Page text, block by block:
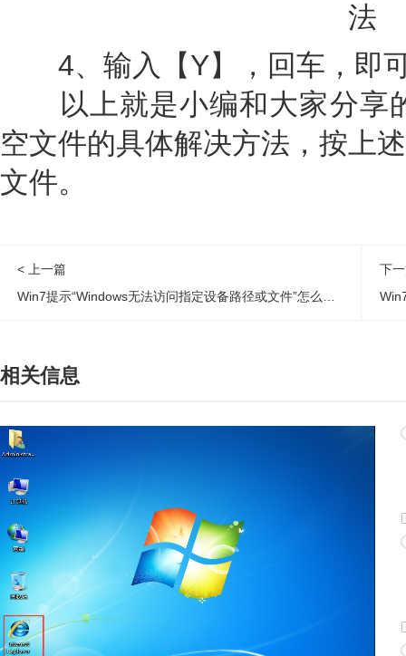
4、输入【Y】，回车，即
以上就是小编和大家分享
空文件的具体解决方法，按上
文件。
< 上一篇
下
相关信息